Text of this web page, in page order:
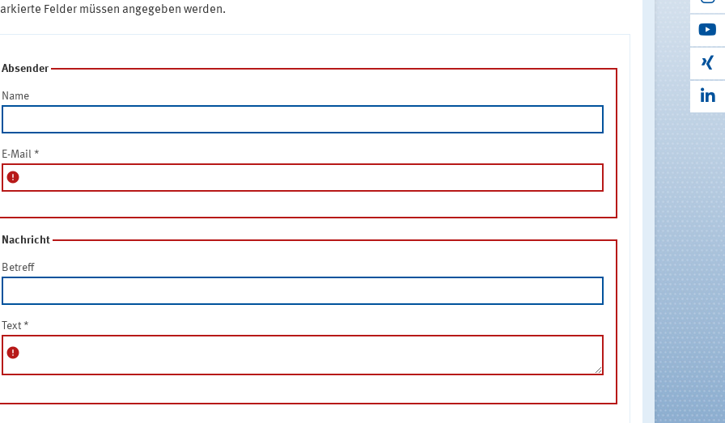
Felder müssen angegeben werden.
Absender
Name
E-Mail *
error
Nachricht
Betreff
Text *
error